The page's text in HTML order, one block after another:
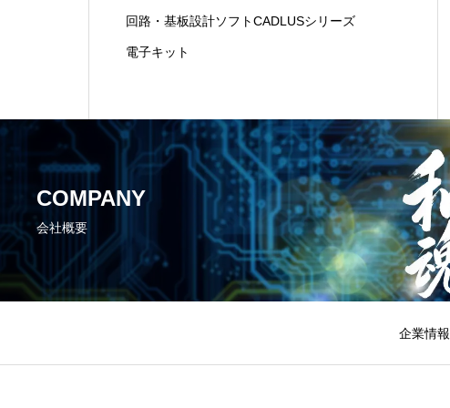
回路・基板設計ソフトCADLUSシリーズ
電子キット
COMPANY
会社概要
企業情報